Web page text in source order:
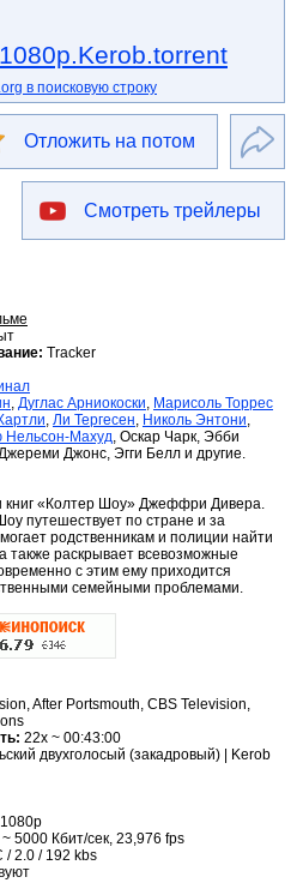
в поисковую строку
Отложить на потом
Смотреть трейлеры
Tracker
, Дуглас Арниокоски, Марисоль Торрес
, Ли Тергесен, Николь Энтони,
Нельсон-Махуд, Оскар Чарк, Эбби
Джонс, Эгги Белл и другие.
книг «Колтер Шоу» Джеффри Дивера.
путешествует по стране и за
родственникам и полиции найти
также раскрывает всевозможные
с этим ему приходится
семейными проблемами.
After Portsmouth, CBS Television,
22x ~ 00:43:00
двухголосый (закадровый) | Kerob
5000 Кбит/сек, 23,976 fps
/ 2.0 / 192 kbs